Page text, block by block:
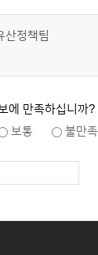
산정책팀
에 만족하십니까?
보통 불만족